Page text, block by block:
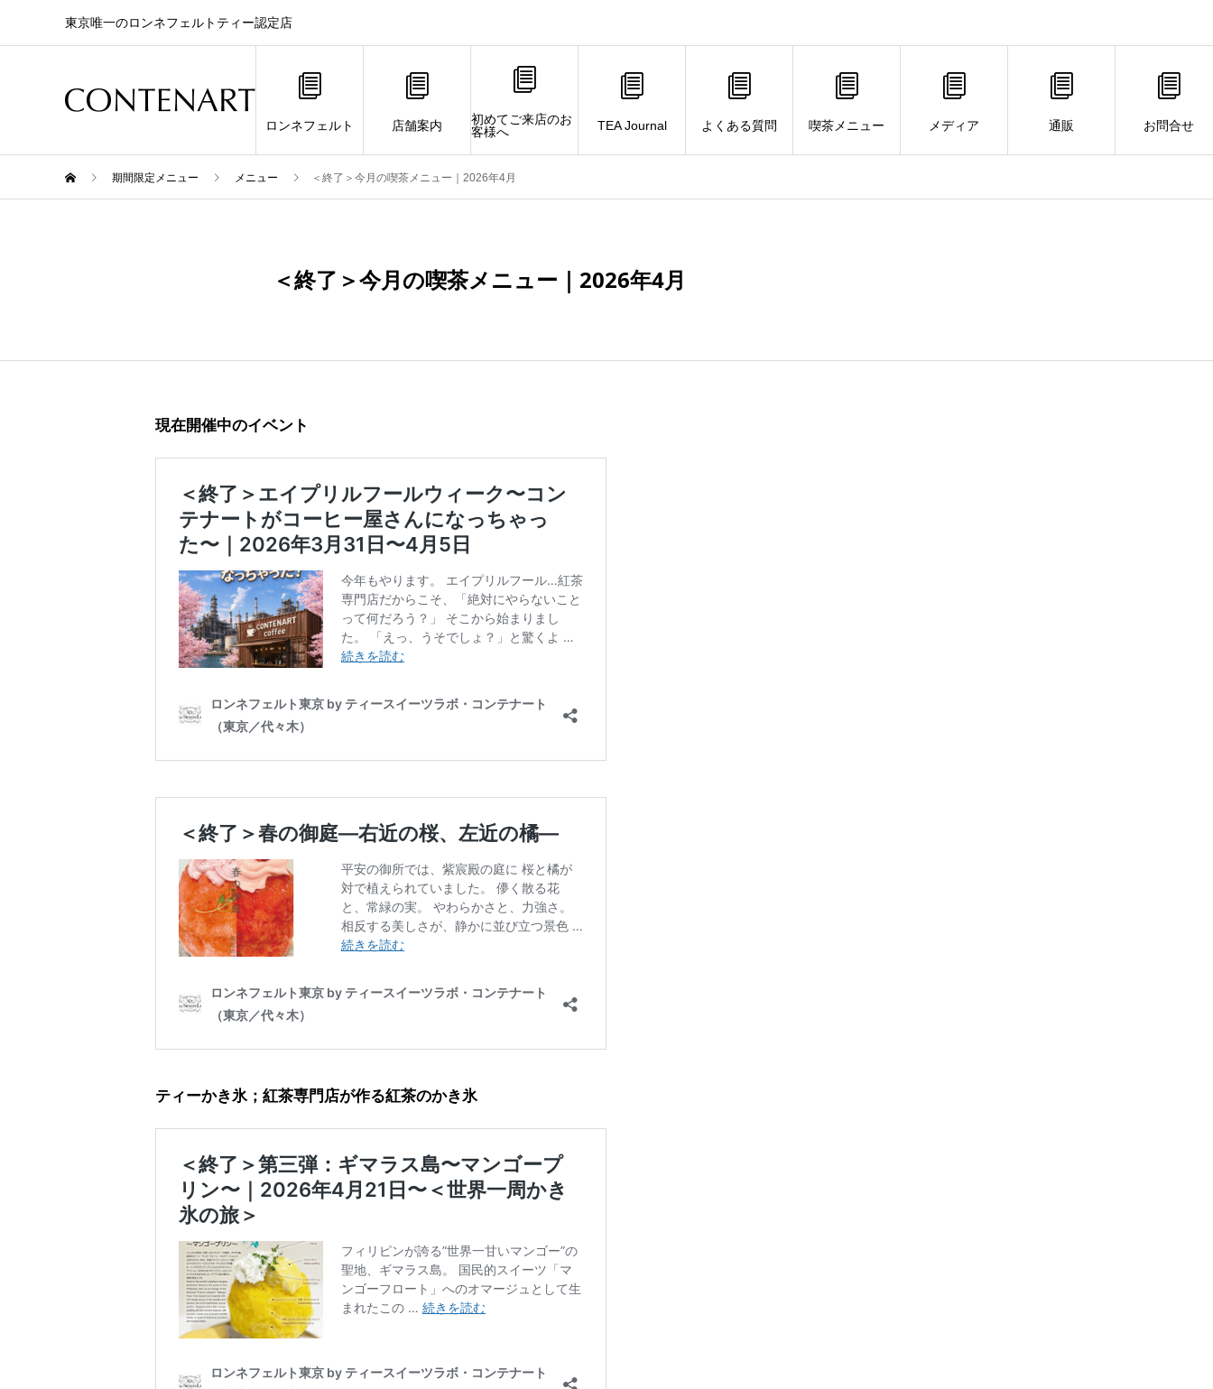
東京唯一のロンネフェルトティー認定店
ロンネフェルト 店舗案内
初めてご来店のお
客様へ
TEA Journal よくある質問 喫茶メニュー メディア 通販 お問合せ
期間限定メニュー メニュー ＜終了＞今月の喫茶メニュー｜2026年4月
＜終了＞今月の喫茶メニュー｜2026年4月
現在開催中のイベント
ティーかき氷；紅茶専門店が作る紅茶のかき氷